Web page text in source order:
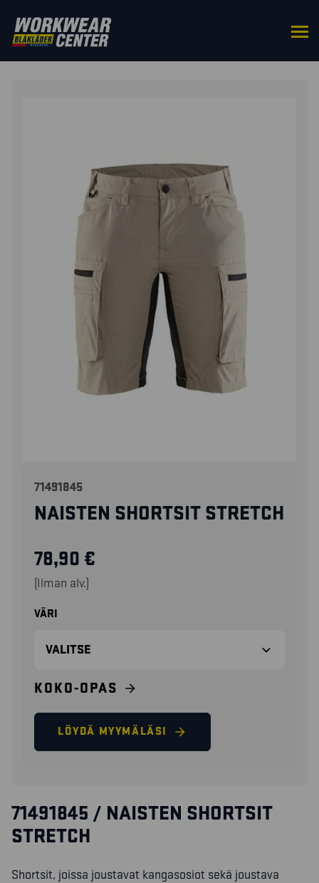
ETUSIVU/ALAOSAT
71491845
NAISTEN SHORTSIT STRETCH
78,90 €
(Ilman alv.)
VÄRI
KOKO-OPAS
LÖYDÄ MYYMÄLÄSI
71491845 / NAISTEN SHORTSIT
STRETCH
Shortsit, joissa joustavat kangasosiot sekä joustava